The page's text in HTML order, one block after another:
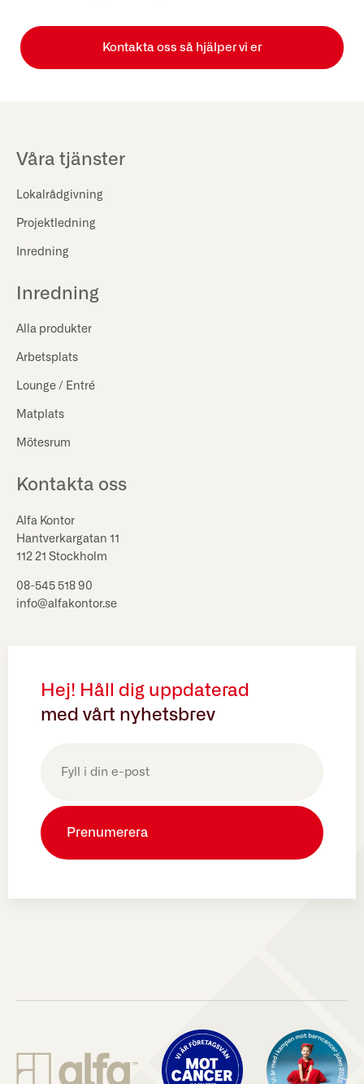
Kontakta oss så hjälper vi er
Våra tjänster
Lokalrådgivning
Projektledning
Inredning
Inredning
Alla produkter
Arbetsplats
Lounge / Entré
Matplats
Mötesrum
Kontakta oss
Alfa Kontor
Hantverkargatan 11
112 21 Stockholm
08-545 518 90
info@alfakontor.se
Hej! Håll dig uppdaterad
med vårt nyhetsbrev
(Obligatoriskt)